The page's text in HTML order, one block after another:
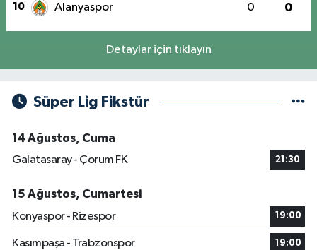
10 Alanyaspor 0 0
Detaylar için tıklayın
Süper Lig Fikstür
14 Ağustos, Cuma
Galatasaray - Çorum FK
21:30
15 Ağustos, Cumartesi
Konyaspor - Rizespor
19:00
Kasımpaşa - Trabzonspor 19:00